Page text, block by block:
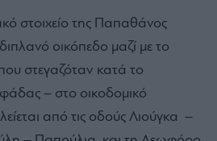
στοιχείο της Παπαθάνος
οικόπεδο μαζί με το
στεγαζόταν κατά το
– στο οικοδομικό
από τις οδούς Λιούγκα –